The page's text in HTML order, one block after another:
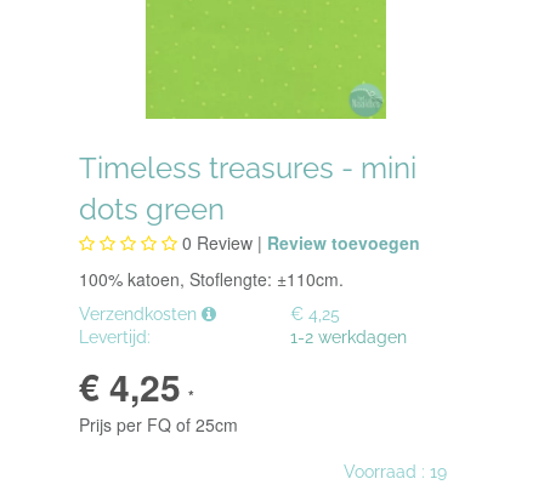
Timeless treasures - mini
dots green
0 Review | Review toevoegen
100% katoen, Stoflengte: ±110cm.
Verzendkosten
€ 4,25
Levertijd:
1-2 werkdagen
€ 4,25 *
Prijs per FQ of 25cm
Voorraad : 19